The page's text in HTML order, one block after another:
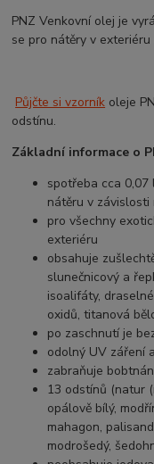
PNZ Venkovní olej je
se pro nátěry v exteriéru
Půjčte si vzorník oleje
odstínu.
Základní informace o
spotřeba cca 0,07
nátěru v
pro všechny
exteriéru
obsahuje
slunečnicový a
isoalifáty,
oxidů, titanová
po zaschnutí je
odolný UV záření
zabraňuje
13 odstínů (natur
opálově bílý,
mahagon,
modrošedý,